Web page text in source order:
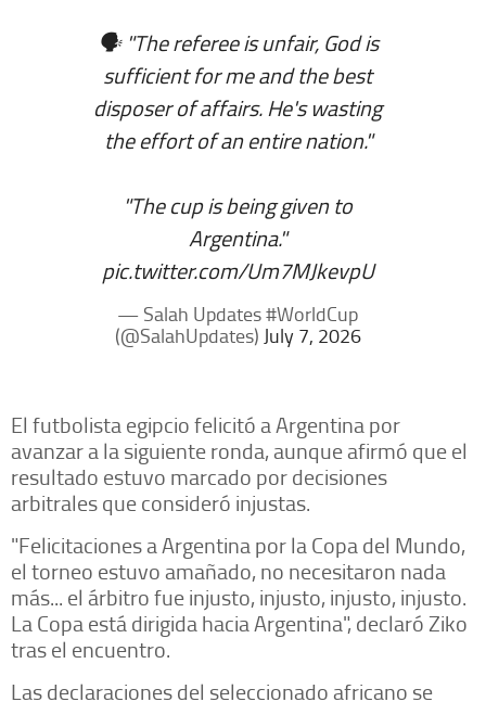
🗣 "The referee is unfair, God is
sufficient for me and the best
disposer of affairs. He's wasting
the effort of an entire nation."
"The cup is being given to
Argentina."
pic.twitter.com/Um7MJkevpU
— Salah Updates #WorldCup
(@SalahUpdates) July 7, 2026
El futbolista egipcio felicitó a Argentina por
avanzar a la siguiente ronda, aunque afirmó que el
resultado estuvo marcado por decisiones
arbitrales que consideró injustas.
"Felicitaciones a Argentina por la Copa del Mundo,
el torneo estuvo amañado, no necesitaron nada
más... el árbitro fue injusto, injusto, injusto, injusto.
La Copa está dirigida hacia Argentina", declaró Ziko
tras el encuentro.
Las declaraciones del seleccionado africano se